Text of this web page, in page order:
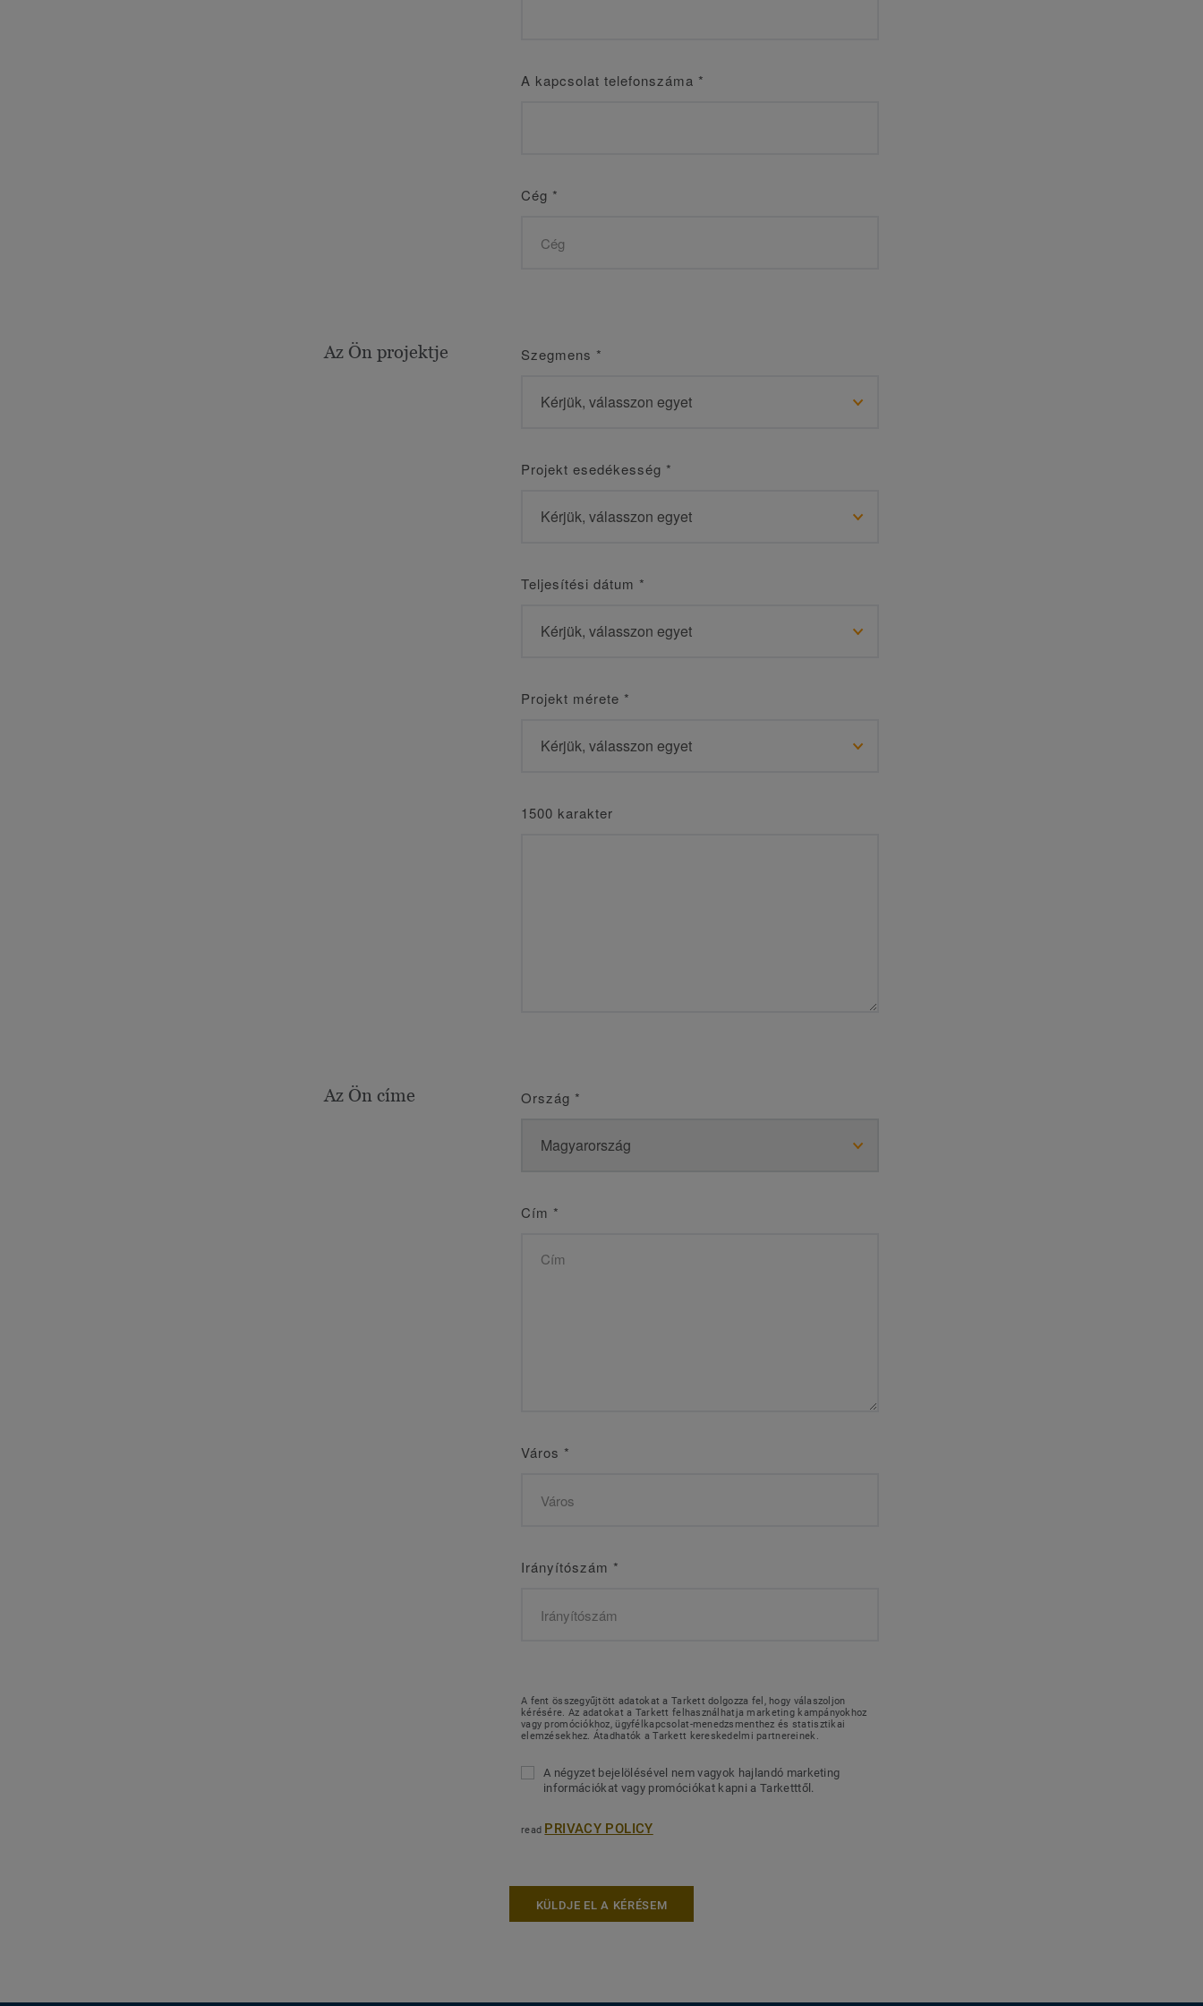
A kapcsolat telefonszáma *
Cég *
Az Ön projektje Szegmens *
Projekt esedékesség *
Teljesítési dátum *
Projekt mérete *
1500 karakter
Az Ön címe Ország *
Cím *
Város *
Irányítószám *
A fent összegyűjtött adatokat a Tarkett dolgozza fel, hogy válaszoljon
kérésére. Az adatokat a Tarkett felhasználhatja marketing kampányokhoz
vagy promóciókhoz, ügyfélkapcsolat-menedzsmenthez és statisztikai
elemzésekhez. Átadhatók a Tarkett kereskedelmi partnereinek.
A négyzet bejelölésével nem vagyok hajlandó marketing
információkat vagy promóciókat kapni a Tarketttől.
read PRIVACY POLICY
KÜLDJE EL A KÉRÉSEM